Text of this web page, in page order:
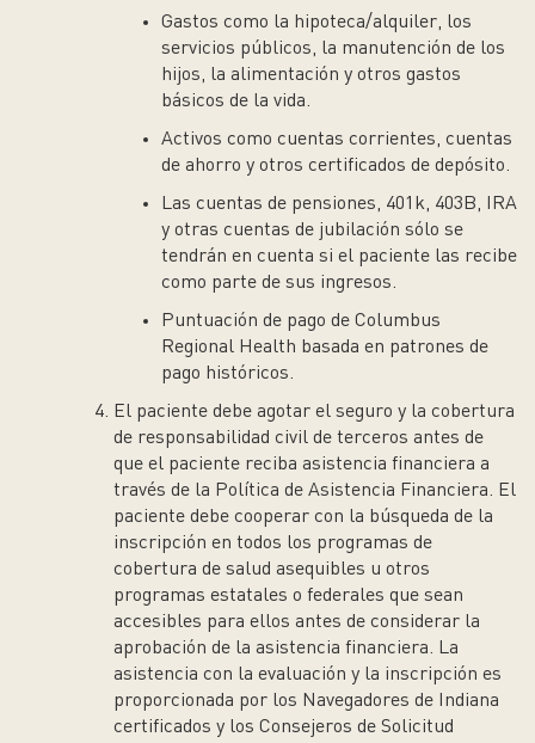
Gastos como la hipoteca/alquiler, los
servicios públicos, la manutención de los
hijos, la alimentación y otros gastos
básicos de la vida.
Activos como cuentas corrientes, cuentas
de ahorro y otros certificados de depósito.
Las cuentas de pensiones, 401k, 403B, IRA
y otras cuentas de jubilación sólo se
tendrán en cuenta si el paciente las recibe
como parte de sus ingresos.
Puntuación de pago de Columbus
Regional Health basada en patrones de
pago históricos.
El paciente debe agotar el seguro y la cobertura
de responsabilidad civil de terceros antes de
que el paciente reciba asistencia financiera a
través de la Política de Asistencia Financiera. El
paciente debe cooperar con la búsqueda de la
inscripción en todos los programas de
cobertura de salud asequibles u otros
programas estatales o federales que sean
accesibles para ellos antes de considerar la
aprobación de la asistencia financiera. La
asistencia con la evaluación y la inscripción es
proporcionada por los Navegadores de Indiana
certificados y los Consejeros de Solicitud